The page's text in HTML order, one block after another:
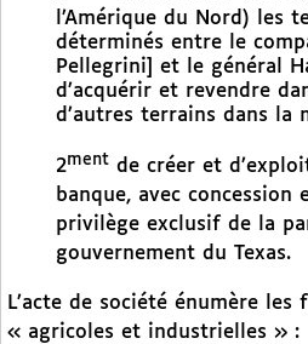
l’Amérique du Nord) les
déterminés entre le
Pellegrini] et le général
d’acquérir et revendre
d’autres terrains dans la
2ment de créer et
banque, avec concession
privilège exclusif de la
gouvernement du Texas.
L’acte de société énumère
« agricoles et industrielles » :